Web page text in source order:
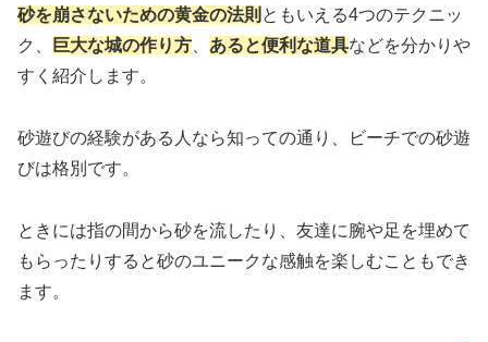
砂を崩さないための黄金の法則 ともいえる4つのテクニッ
ク、
巨大な城の作り方 あると便利な道具などを分かりや
すく紹介します。
砂遊びの経験がある人なら知っての通り、ビーチでの砂遊
びは格別です。
ときには指の間から砂を流したり、友達に腕や足を埋めて
もらったりすると砂のユニークな感触を楽しむこともでき
ます。